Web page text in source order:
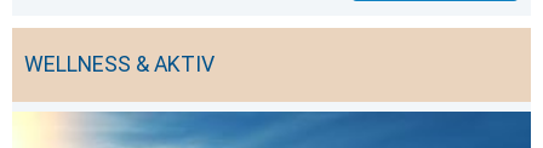
WELLNESS & AKTIV